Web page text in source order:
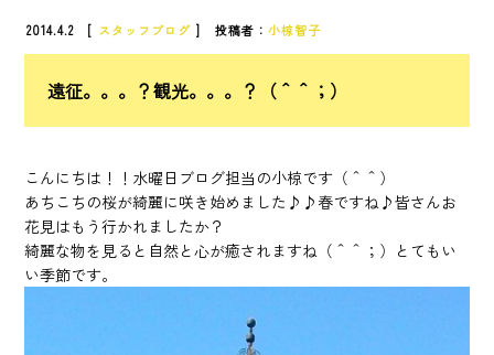
2014.4.2 [ スタッフブログ ] 投稿者： 小椋智子
遠征。。。？観光。。。？（＾＾；）
こんにちは！！水曜日ブログ担当の小椋です（＾＾）
あちこちの桜が綺麗に咲き始めました♪♪春ですね♪皆さんお
花見はもう行かれましたか？
綺麗な物を見ると自然と心が癒されますね（＾＾；）とてもい
い季節です。